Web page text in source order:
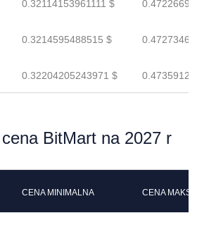
0.32114153961111 $
0.3214595488515 $
0.32204205243971 $
BitMart na 2027 r
CENA MINIMALNA CENA